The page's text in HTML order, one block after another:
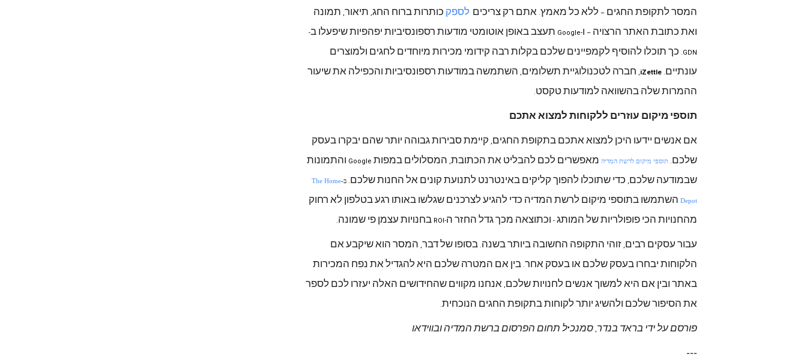
המסרלתקופת החגים – ללא כל מאמץ. אתם רק צריכים לספק כותרותברוח החג, תיאור, תמונה
ואת כתובת האתר הרצויה – ו-Google תעצבבאופן אוטומטי מודעות רספונסיביות יפהפיותשיפעלו ב-
GDN. כך תוכלו להוסיף לקמפיינים שלכם בקלות רבה קידומי מכירות מיוחדים לחגים ולמוצרים
עונתיים.
iZettle
, חברה לטכנולוגיית תשלומים, השתמשה במודעות רספונסיביות והכפילה אתשיעור
ההמרותשלה בהשוואה למודעותטקסט.
תוספי מיקום עוזרים ללקוחות למצוא אתכם
אם אנשים יידעו היכן למצואאתכם בתקופת החגים, קיימתסבירותגבוהה יותרשהם יבקרו בעסק
שלכם. תוספי מיקום לרשת המדיה מאפשרים לכם להבליט את הכתובת, המסלולים במפות
והתמונות
שבמודעה שלכם, כדי שתוכלו להפוך קליקים באינטרנט לתנועת קונים אל החנותשלכם. ב-The Home
Depot השתמשו בתוספי מיקום לרשת המדיה כדי להגיעלצרכנים שגלשו באותו רגעבטלפון לא רחוק
מהחנויות הכי פופולריותשל המותג - וכתוצאה מכךגדל החזר ה-ROI בחנויות עצמן פי שמונה.
עבור עסקים רבים, זוהי התקופה החשובה ביותרבשנה. בסופו שלדבר, המסר הואשיקבעאם
הלקוחות יבחרו בעסק שלכם או בעסק אחר. בין אם המטרה שלכם היאלהגדילאת נפח המכירות
באתר ובין אם היאלמשוךאנשים לחנויותשלכם, אנחנו מקווים שהחידושים האלה יעזרו לכם לספר
את הסיפורשלכם ולהשיג יותרלקוחותבתקופת החגים הנוכחית.
פורסםעלידי בראד בנדר, סמנכ"ל תחום הפרסום ברשת המדיהובווידאו
---